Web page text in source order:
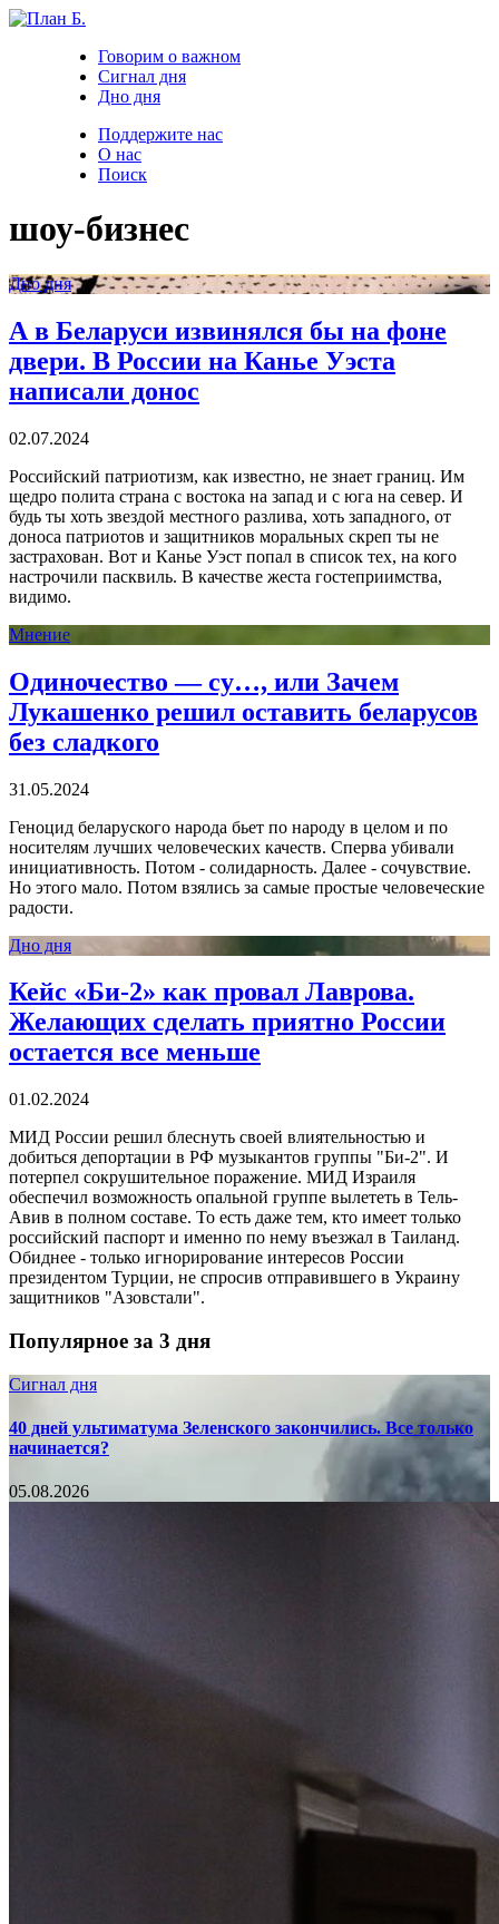
Говорим о важном
Сигнал дня
Дно дня
Поддержите нас
О нас
Поиск
шоу-бизнес
Дно дня
А в Беларуси извинялся бы на фоне
двери. В России на Канье Уэста
написали донос
02.07.2024
Российский патриотизм, как известно, не знает границ. Им
щедро полита страна с востока на запад и с юга на север. И
будь ты хоть звездой местного разлива, хоть западного, от
доноса патриотов и защитников моральных скреп ты не
застрахован. Вот и Канье Уэст попал в список тех, на кого
настрочили пасквиль. В качестве жеста гостеприимства,
видимо.
Мнение
Одиночество — су…, или Зачем
Лукашенко решил оставить беларусов
без сладкого
31.05.2024
Геноцид беларуского народа бьет по народу в целом и по
носителям лучших человеческих качеств. Сперва убивали
инициативность. Потом - солидарность. Далее - сочувствие.
Но этого мало. Потом взялись за самые простые человеческие
радости.
Дно дня
Кейс «Би-2» как провал Лаврова.
Желающих сделать приятно России
остается все меньше
01.02.2024
МИД России решил блеснуть своей влиятельностью и
добиться депортации в РФ музыкантов группы "Би-2". И
потерпел сокрушительное поражение. МИД Израиля
обеспечил возможность опальной группе вылететь в Тель-
Авив в полном составе. То есть даже тем, кто имеет только
российский паспорт и именно по нему въезжал в Таиланд.
Обиднее - только игнорирование интересов России
президентом Турции, не спросив отправившего в Украину
защитников "Азовстали".
Популярное за 3 дня
Сигнал дня
40 дней ультиматума Зеленского закончились. Все только
начинается?
05.08.2026